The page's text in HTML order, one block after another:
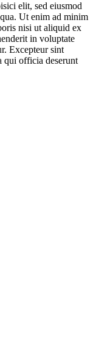
elit, sed eiusmod
Ut enim ad minim
nisi ut aliquid ex
in voluptate
Excepteur sint
qui officia deserunt